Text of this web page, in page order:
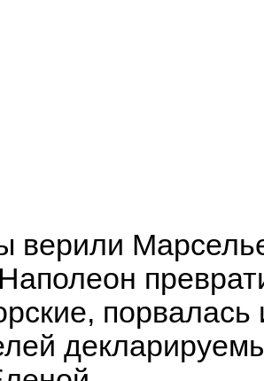
верили
Наполеон
порвалась